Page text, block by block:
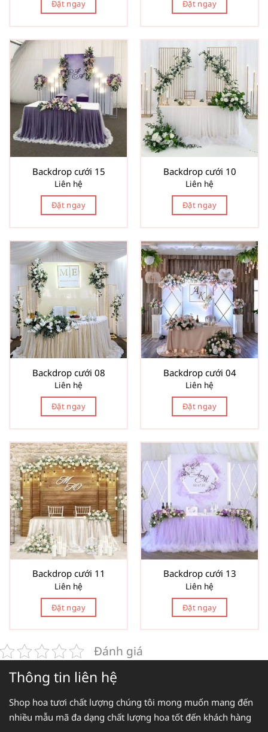
Đặt ngay Đặt ngay
Backdrop cưới 15
Liên hệ
Đặt ngay
Backdrop cưới 10
Liên hệ
Đặt ngay
Backdrop cưới 08
Liên hệ
Đặt ngay
Backdrop cưới 04
Liên hệ
Đặt ngay
Backdrop cưới 11
Liên hệ
Đặt ngay
Backdrop cưới 13
Liên hệ
Đặt ngay
Đánh giá
Thông tin liên hệ
Shop hoa tươi chất lượng chúng tôi mong muốn mang đến
nhiều mẫu mã đa dạng chất lượng hoa tốt đến khách hàng